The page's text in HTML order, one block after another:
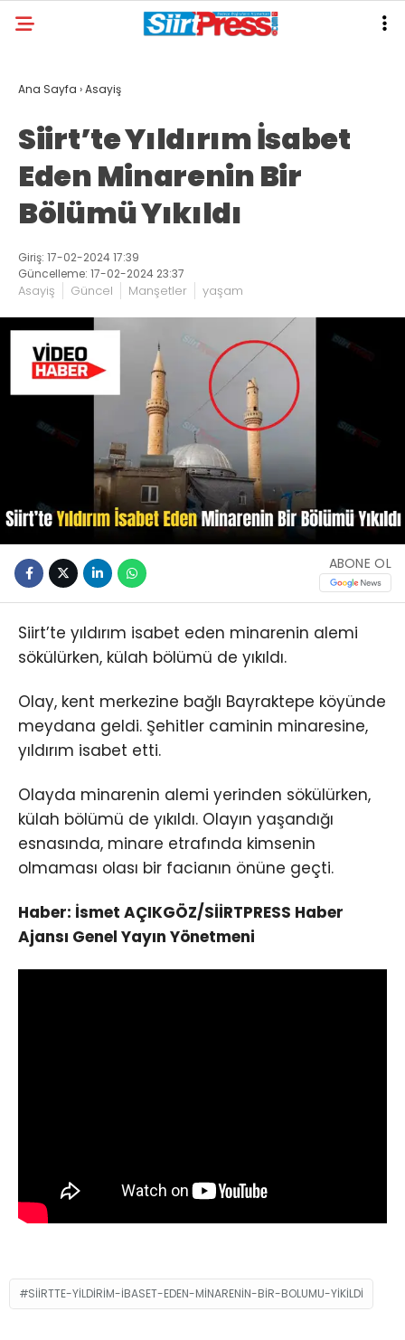
Ana Sayfa ›Asayiş
Siirt’te Yıldırım İsabet
Eden Minarenin Bir
Bölümü Yıkıldı
Giriş: 17-02-2024 17:39
Güncelleme: 17-02-2024 23:37
Asayiş Güncel Manşetler yaşam
ABONE OL
Siirt’te yıldırım isabet eden minarenin alemi
sökülürken, külah bölümü de yıkıldı.
Olay, kent merkezine bağlı Bayraktepe köyünde
meydana geldi. Şehitler caminin minaresine,
yıldırım isabet etti.
Olayda minarenin alemi yerinden sökülürken,
külah bölümü de yıkıldı. Olayın yaşandığı
esnasında, minare etrafında kimsenin
olmaması olası bir facianın önüne geçti.
Haber: İsmet AÇIKGÖZ/SİİRTPRESS Haber
Ajansı Genel Yayın Yönetmeni
SIIRTTE-YILDIRIM-IBASET-EDEN-MINARENIN-BIR-BOLUMU-YIKILDI